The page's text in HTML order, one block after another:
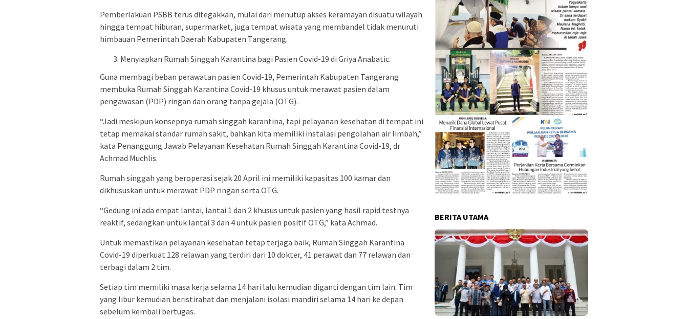
Pemberlakuan PSBB terus ditegakkan, mulai dari menutup akses keramayan disuatu wilayah
hingga tempat hiburan, supermarket, juga tempat wisata yang membandel tidak menuruti
himbauan Pemerintah Daerah Kabupaten Tangerang.
Menyiapkan Rumah Singgah Karantina bagi Pasien Covid-19 di Griya Anabatic.
Guna membagi beban perawatan pasien Covid-19, Pemerintah Kabupaten Tangerang
membuka Rumah Singgah Karantina Covid-19 khusus untuk merawat pasien dalam
pengawasan (PDP) ringan dan orang tanpa gejala (OTG).
“Jadi meskipun konsepnya rumah singgah karantina, tapi pelayanan kesehatan di tempat ini
tetap memakai standar rumah sakit, bahkan kita memiliki instalasi pengolahan air limbah,”
kata Penanggung Jawab Pelayanan Kesehatan Rumah Singgah Karantina Covid-19, dr
Achmad Muchlis.
Rumah singgah yang beroperasi sejak 20 April ini memiliki kapasitas 100 kamar dan
dikhususkan untuk merawat PDP ringan serta OTG.
“Gedung ini ada empat lantai, lantai 1 dan 2 khusus untuk pasien yang hasil rapid testnya
reaktif, sedangkan untuk lantai 3 dan 4 untuk pasien positif OTG,” kata Achmad.
Untuk memastikan pelayanan kesehatan tetap terjaga baik, Rumah Singgah Karantina
Covid-19 diperkuat 128 relawan yang terdiri dari 10 dokter, 41 perawat dan 77 relawan dan
terbagi dalam 2 tim.
Setiap tim memiliki masa kerja selama 14 hari lalu kemudian diganti dengan tim lain. Tim
yang libur kemudian beristirahat dan menjalani isolasi mandiri selama 14 hari ke depan
sebelum kembali bertugas.
BERITA UTAMA